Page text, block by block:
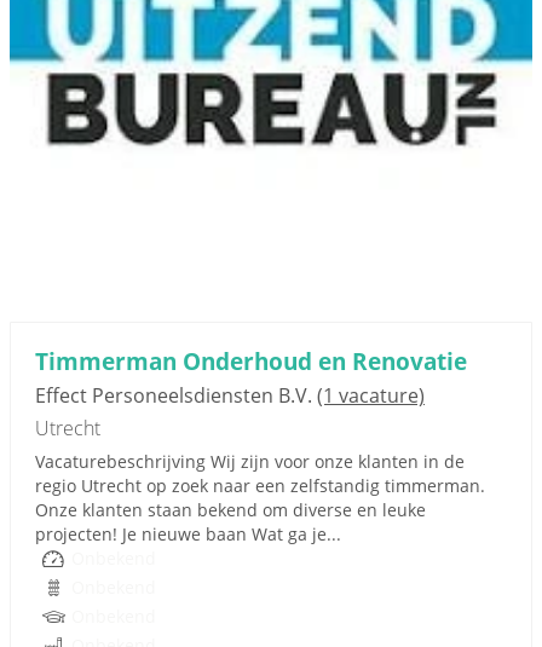
Timmerman Onderhoud en Renovatie
Effect Personeelsdiensten B.V. (1 vacature)
Utrecht
Vacaturebeschrijving Wij zijn voor onze klanten in de
regio Utrecht op zoek naar een zelfstandig timmerman.
Onze klanten staan bekend om diverse en leuke
projecten! Je nieuwe baan Wat ga je...